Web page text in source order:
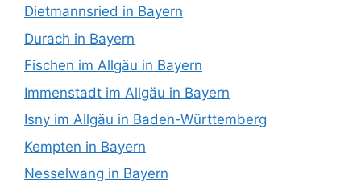
Dietmannsried in Bayern
Durach in Bayern
Fischen im Allgäu in Bayern
Immenstadt im Allgäu in Bayern
Isny im Allgäu in Baden-Württemberg
Kempten in Bayern
Nesselwang in Bayern